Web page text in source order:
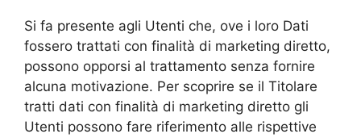
Si fa presente agli Utenti che, ove i loro Dati
fossero trattati con finalità di marketing diretto,
possono opporsi al trattamento senza fornire
alcuna motivazione. Per scoprire se il Titolare
tratti dati con finalità di marketing diretto gli
Utenti possono fare riferimento alle rispettive